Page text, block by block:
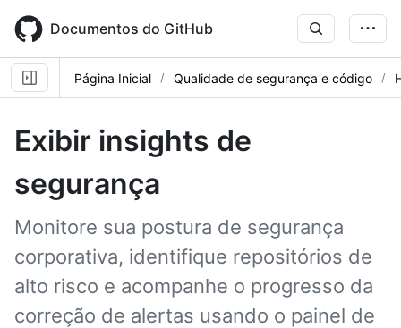
main
content
Documentos do GitHub
Página Inicial Qualidade de segurança e código
Exibir insights de
segurança
Monitore sua postura de segurança
corporativa, identifique repositórios de
alto risco e acompanhe o progresso da
correção de alertas usando o painel de